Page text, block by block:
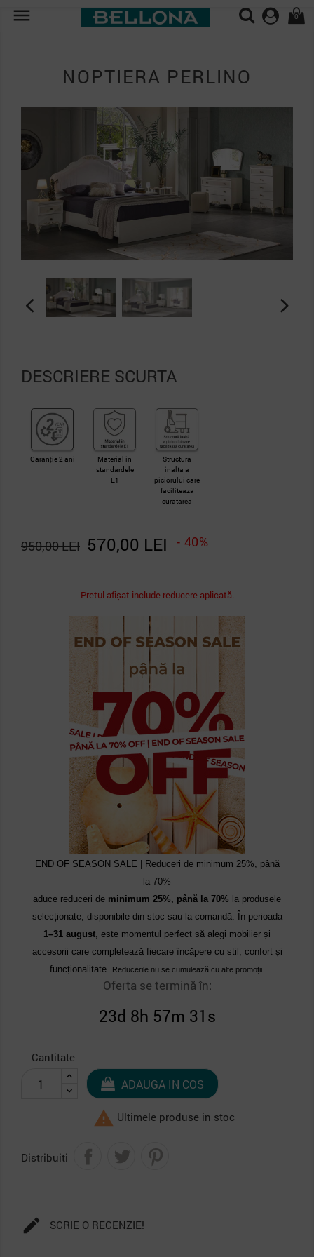
 0
NOPTIERA PERLINO
DESCRIERE SCURTA
Garanție 2 ani
Material in
standardele
E1
Structura
inalta a
piciorului care
faciliteaza
curatarea
570,00 LEI - 40%
950,00 LEI
Pretul afișat include reducere aplicată.
END OF SEASON SALE | Reduceri de minimum 25%, până
la 70%
aduce reduceri de minimum 25%, până la 70% la produsele
selecționate, disponibile din stoc sau la comandă. În perioada
1–31 august, este momentul perfect să alegi mobilier și
accesorii care completează fiecare încăpere cu stil, confort și
funcționalitate. Reducerile nu se cumulează cu alte promoții.
Oferta se termină în:
23d 8h 57m 31s
Cantitate
ADAUGA IN COS
 Ultimele produse in stoc
Distribuiti
 SCRIE O RECENZIE!